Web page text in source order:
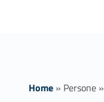
Home» Persone»